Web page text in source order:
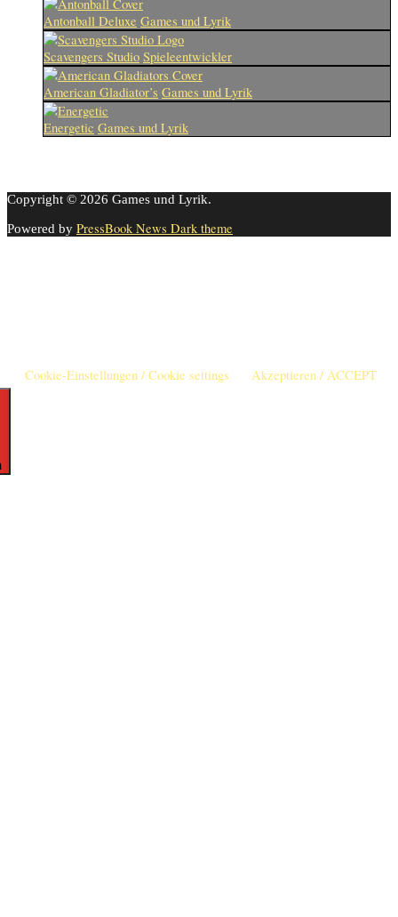
Antonball Deluxe Games und Lyrik
Scavengers Studio Spieleentwickler
American Gladiator’s Games und Lyrik
Energetic Games und Lyrik
Copyright © 2026 Games und Lyrik.
Powered by PressBook News Dark theme
Cookie-Einstellungen / Cookie settings Akzeptieren / ACCEPT